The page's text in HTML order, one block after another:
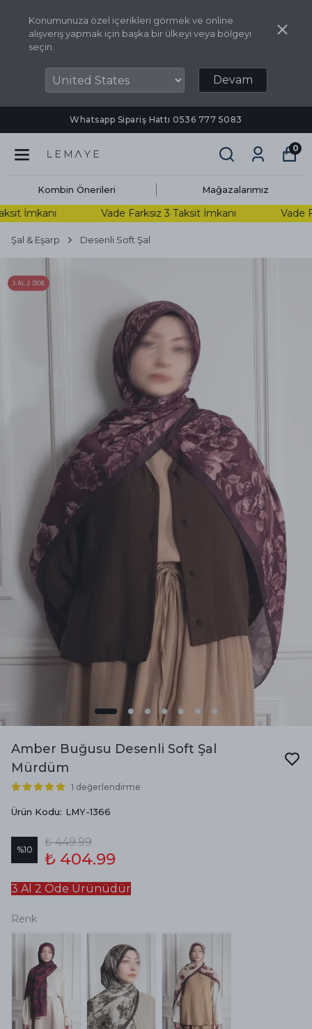
Konumunuza özel içerikleri görmek ve online
alışveriş yapmak için başka bir ülkeyi veya bölgeyi
seçin.
Devam
Whatsapp Sipariş Hattı ‪0536 777 5083‬
0
Kombin Önerileri Mağazalarımız
İmkanı Vade Farksız 3 Taksit İmkanı Vade
Şal & Eşarp Desenli Soft Şal
Amber Buğusu Desenli Soft Şal
Mürdüm
1 değerlendirme
Ürün Kodu: LMY-1366
%10
₺ 449.99
₺ 404.99
3 Al 2 Öde Ürünüdür
Renk